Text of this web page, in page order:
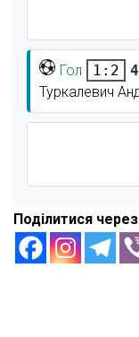
Гол 1:2
Туркалевич
Поділитися